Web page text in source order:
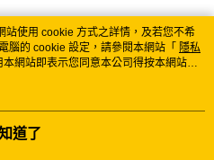
使用 cookie 方式之詳情，及若您不希
腦的 cookie 設定，請參閱本網站「 隱私
網站即表示您同意本公司得按本網站使
道了